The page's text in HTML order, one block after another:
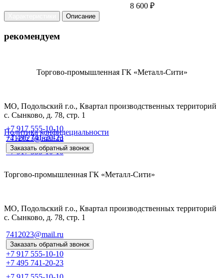
8 600 ₽
Описание
рекомендуем
Торгово-промышленная ГК «Металл-Сити»
МО, Подольский г.о., Квартал производственных территорий
с. Сынково, д. 78, стр. 1
Политика конфидециальности
+7 917 555-10-10
+7 495 741-20-23
+7 917 555-10-10
7412023@mail.ru
Заказать обратный звонок
Торгово-промышленная ГК «Металл-Сити»
МО, Подольский г.о., Квартал производственных территорий
с. Сынково, д. 78, стр. 1
7412023@mail.ru
Заказать обратный звонок
+7 917 555-10-10
+7 495 741-20-23